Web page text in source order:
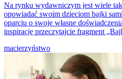
Na rynku wydawniczym jest wiele
opowiadać swoim dzieciom bajki
oparciu o swoje własne
inspirację przeczytajcie fragment
macierzyństwo